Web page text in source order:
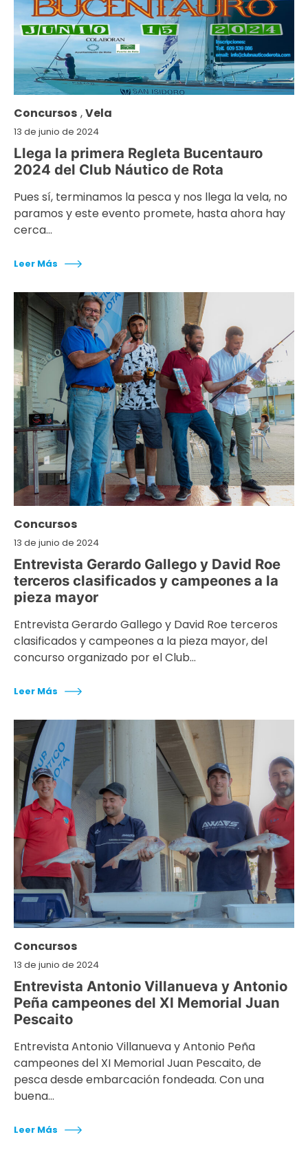
Concursos ,Vela
13 de junio de 2024
Llega la primera Regleta Bucentauro
2024 del Club Náutico de Rota
Pues sí, terminamos la pesca y nos llega la vela, no
paramos y este evento promete, hasta ahora hay
cerca…
Leer Más
Concursos
13 de junio de 2024
Entrevista Gerardo Gallego y David Roe
terceros clasificados y campeones a la
pieza mayor
Entrevista Gerardo Gallego y David Roe terceros
clasificados y campeones a la pieza mayor, del
concurso organizado por el Club…
Leer Más
Concursos
13 de junio de 2024
Entrevista Antonio Villanueva y Antonio
Peña campeones del XI Memorial Juan
Pescaito
Entrevista Antonio Villanueva y Antonio Peña
campeones del XI Memorial Juan Pescaito, de
pesca desde embarcación fondeada. Con una
buena…
Leer Más